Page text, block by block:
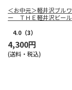
＜お中元＞軽井沢ブル
ー ＴＨＥ軽井沢ビー
4.0 （3）
4,300円
(送料・税込)